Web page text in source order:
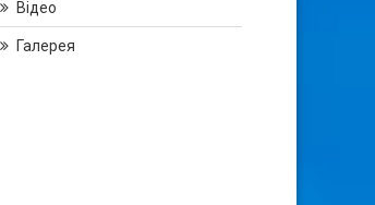
Відео
Галерея